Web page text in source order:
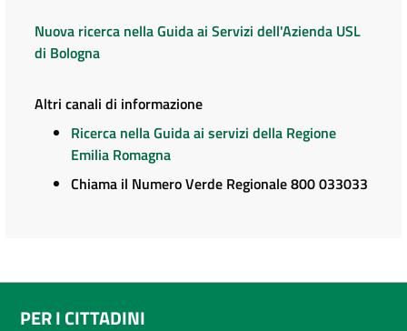
Nuova ricerca nella Guida ai Servizi dell'Azienda USL
di Bologna
Altri canali di informazione
Ricerca nella Guida ai servizi della Regione
Emilia Romagna
Chiama il Numero Verde Regionale 800 033033
PER I CITTADINI